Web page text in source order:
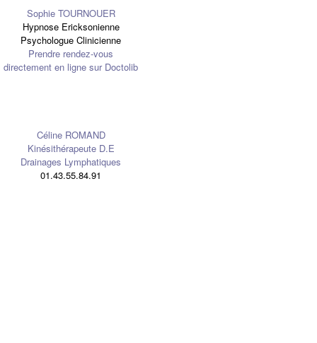
Sophie TOURNOUER
Hypnose Ericksonienne
Psychologue Clinicienne
Prendre rendez-vous
directement en ligne sur Doctolib
Céline ROMAND
Kinésithérapeute D.E
Drainages Lymphatiques
01.43.55.84.91